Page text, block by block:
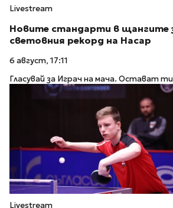
Livestream
Новите стандарти в щангите
световния рекорд на Насар
6 август, 17:11
Гласувай за Играч на мача. Остават
Livestream